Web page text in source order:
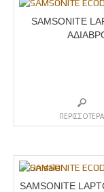
SAMSONITE
ΠΕΡΙΣΣΟΤΕΡΑ
SAMSONITE